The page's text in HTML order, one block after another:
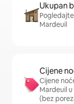
Ukupan
Mardeuil
Cijene
Cijene
Mardeuil
(bez